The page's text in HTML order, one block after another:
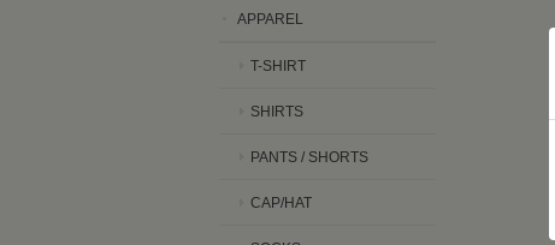
APPAREL
T-SHIRT
SHIRTS
PANTS / SHORTS
CAP/HAT